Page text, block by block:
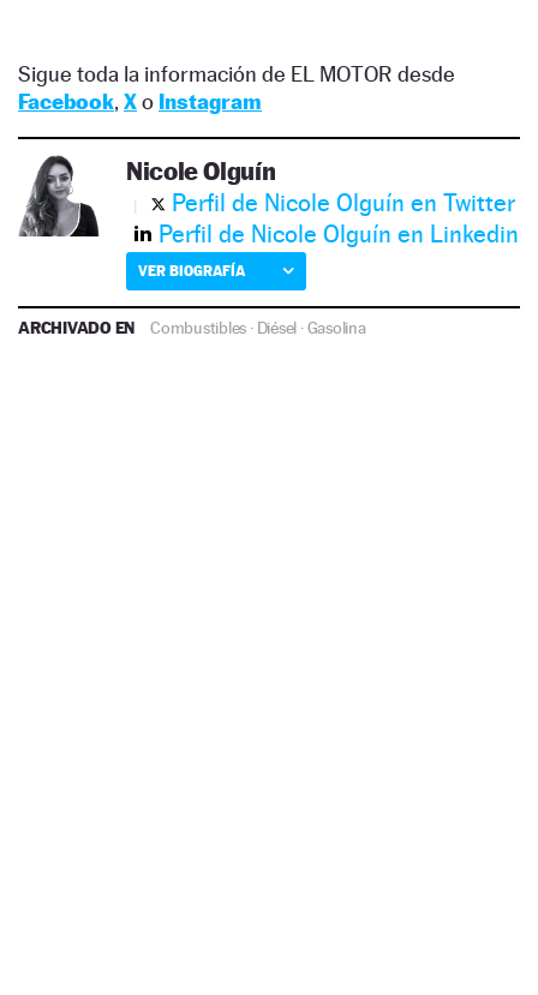
Sigue toda la información de EL MOTOR desde
Facebook, Xo Instagram
Nicole Olguín
Perfil de Nicole Olguín en Twitter
Perfil de Nicole Olguín en Linkedin
VER BIOGRAFÍA
ARCHIVADO EN Combustibles · Diésel ·Gasolina